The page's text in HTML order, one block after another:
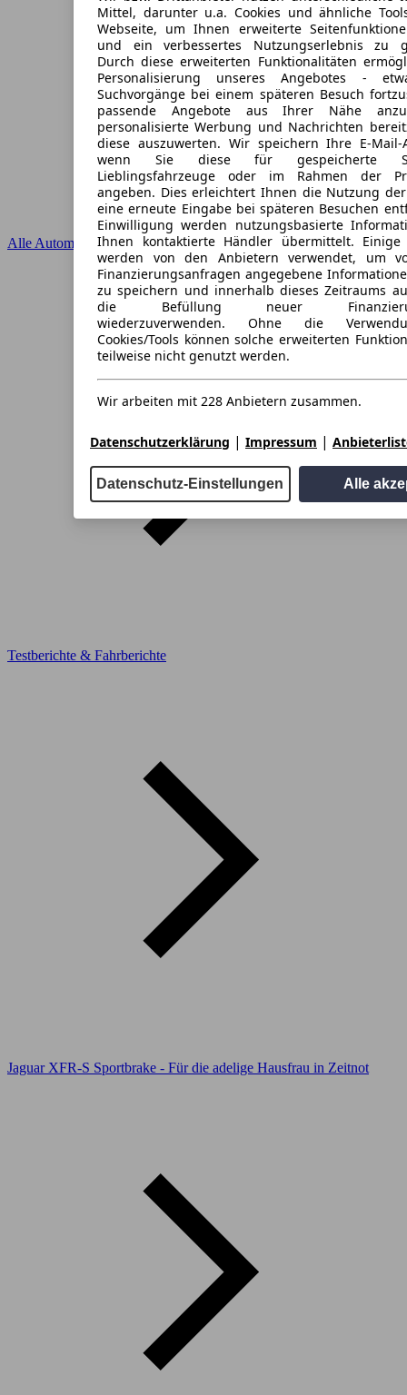
Mittel, darunter u.a. Cookies und ähnliche
Webseite, um Ihnen erweiterte
und ein verbessertes Nutzungserlebnis zu
Durch diese erweiterten Funktionalitäten
Personalisierung unseres Angebotes -
Suchvorgänge bei einem späteren Besuch
passende Angebote aus Ihrer Nähe
personalisierte Werbung und Nachrichten
diese auszuwerten. Wir speichern Ihre E-Mail-
wenn Sie diese für gespeicherte
Lieblingsfahrzeuge oder im Rahmen der
angeben. Dies erleichtert Ihnen die Nutzung
eine erneute Eingabe bei späteren Besuchen
Einwilligung werden nutzungsbasierte
Ihnen kontaktierte Händler übermittelt. Einige
werden von den Anbietern verwendet, um
Finanzierungsanfragen angegebene
zu speichern und innerhalb dieses Zeitraums
die Befüllung neuer
wiederzuverwenden. Ohne die
Cookies/Tools können solche erweiterten
teilweise nicht genutzt werden.
Wir arbeiten mit 228 Anbietern zusammen.
Datenschutzerklärung | Impressum |
Datenschutz-Einstellungen Alle
Alle Automarken
Testberichte & Fahrberichte
Jaguar XFR-S Sportbrake - Für die adelige Hausfrau in Zeitnot